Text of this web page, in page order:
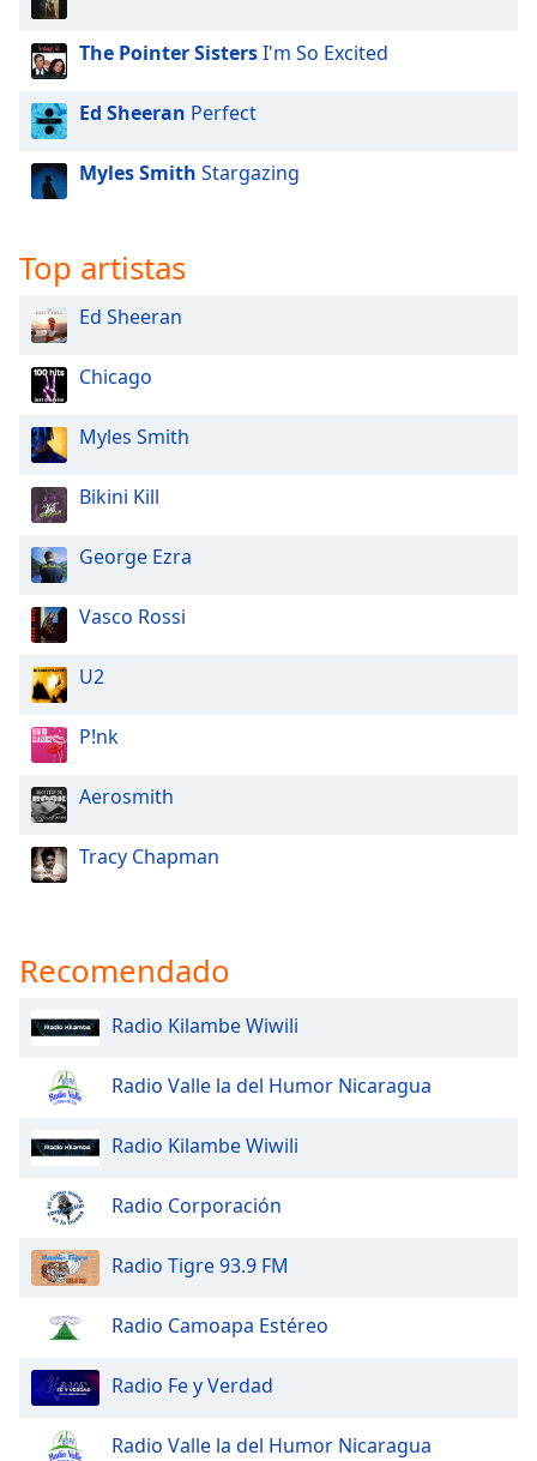
window.
cancel
and
close
Color
Opacity
Text
Background
Color
Opacity
Area
Color
Opacity
Font
Text
Style
Close
Modal
Dialog
dialog
window.
The Pointer SistersI'm So Excited
Ed Sheeran Perfect
Myles Smith Stargazing
Top artistas
Ed Sheeran
Chicago
Myles Smith
Bikini Kill
George Ezra
Vasco Rossi
U2
P!nk
Aerosmith
Tracy Chapman
Recomendado
Radio Kilambe Wiwili
Radio Valle la del Humor Nicaragua
Radio Kilambe Wiwili
Radio Corporación
Radio Tigre 93.9 FM
Radio Camoapa Estéreo
Radio Fe y Verdad
Radio Valle la del Humor Nicaragua